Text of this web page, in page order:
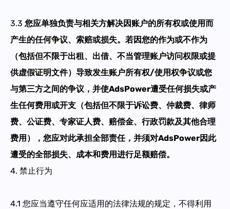
3.3 您应单独负责与相关方解决因账户的所有权或使用而
产生的任何争议、索赔或损失。若因您的作为或不作为
（包括但不限于出租、出借、不当管理账户访问权限或提
供虚假证明文件）导致发生账户所有权/使用权争议或您
与第三方之间的争议，并使AdsPower遭受任何损失或产
生任何费用或开支（包括但不限于诉讼费、仲裁费、律师
费、公证费、专家证人费、赔偿金、行政罚款及其他合理
费用），您应对此承担全部责任，并须对AdsPower因此
遭受的全部损失、成本和费用进行足额赔偿。
4. 禁止行为
4.1 您应当遵守任何应适用的法律法规的规定，不得利用